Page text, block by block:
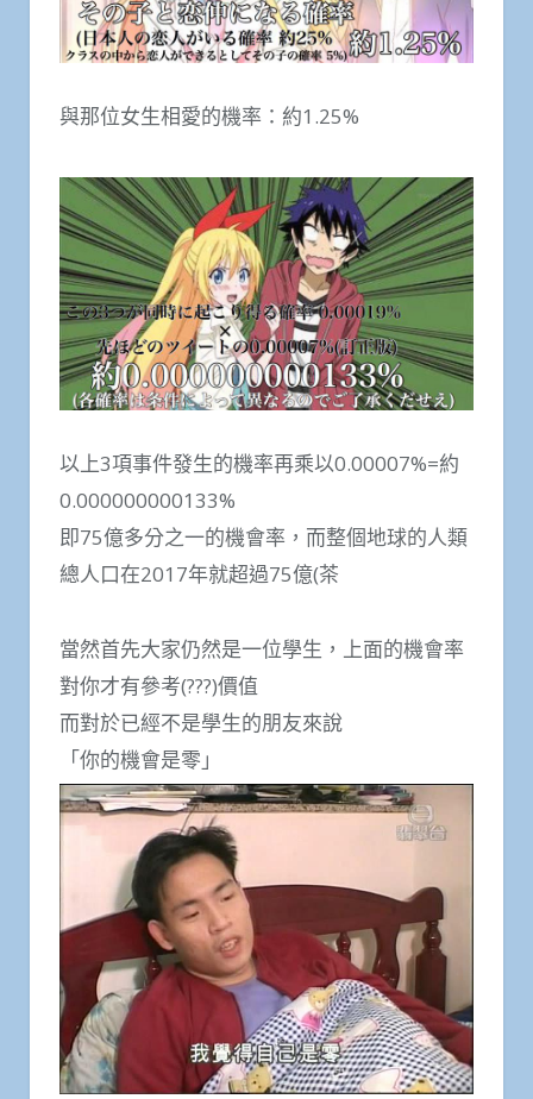
與那位女生相愛的機率：約1.25%
以上3項事件發生的機率再乘以0.00007%=約
0.000000000133%
即75億多分之一的機會率，而整個地球的人類
總人口在2017年就超過75億(茶
當然首先大家仍然是一位學生，上面的機會率
對你才有參考(???)價值
而對於已經不是學生的朋友來說
「你的機會是零」